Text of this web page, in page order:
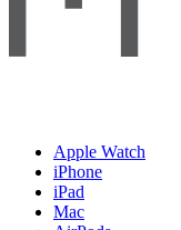
Apple Watch
iPhone
iPad
Mac